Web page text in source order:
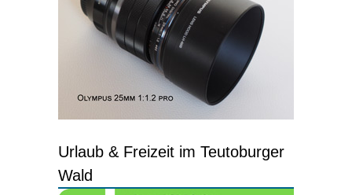
Urlaub & Freizeit im Teutoburger
Wald